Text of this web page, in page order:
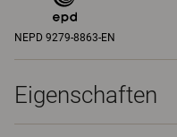
NEPD 9279-8863-EN
Eigenschaften